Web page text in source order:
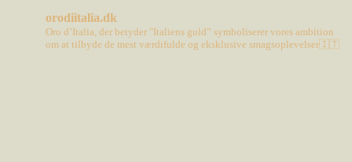
orodiitalia.dk
Oro d’Italia, der betyder "Italiens guld” symboliserer vores ambition
om at tilbyde de mest værdifulde og eksklusive smagsoplevelser🇮🇹